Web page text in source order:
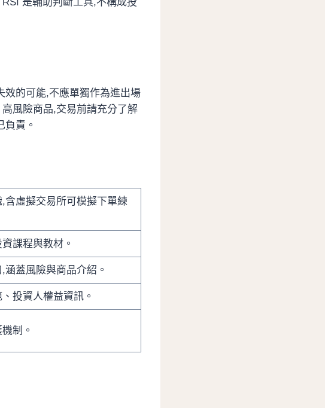
效的可能,不應單獨作為進出場
風險商品,交易前請充分了解
責。
含虛擬交易所可模擬下單練
課程與教材。
蓋風險與商品介紹。
投資人權益資訊。
制。